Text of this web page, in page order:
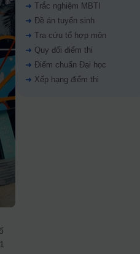
➜ Trắc nghiệm MBTI
➜ Đề án tuyển sinh
➜ Tra cứu tổ hợp môn
➜ Quy đổi điểm thi
➜ Điểm chuẩn Đại học
➜ Xếp hạng điểm thi